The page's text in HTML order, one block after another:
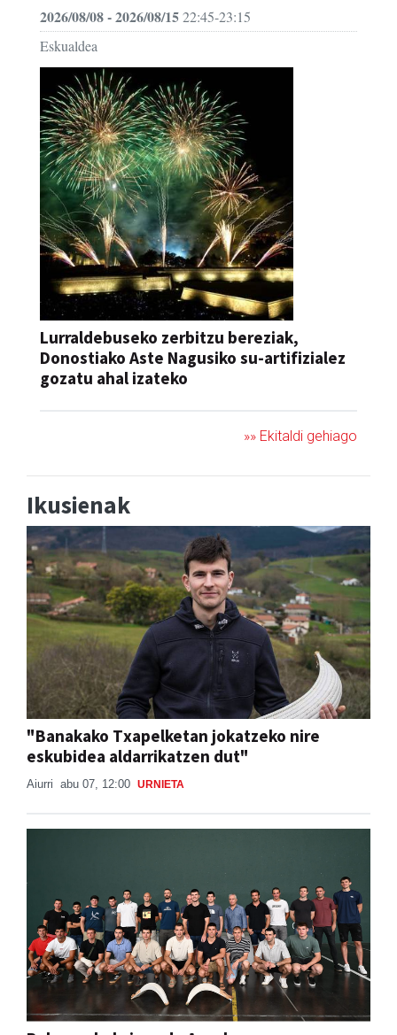
2026/08/08 - 2026/08/1522:45-23:15
Eskualdea
Lurraldebuseko zerbitzu bereziak,
Donostiako Aste Nagusiko su-artifizialez
gozatu ahal izateko
»» Ekitaldi gehiago
Ikusienak
"Banakako Txapelketan jokatzeko nire
eskubidea aldarrikatzen dut"
Aiurri abu 07, 12:00 URNIETA